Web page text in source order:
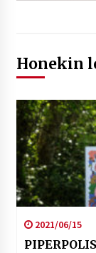
Honekin
2021/06/15